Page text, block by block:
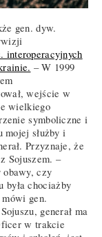
gen. dyw.
interoperacyjnych
– W 1999
wejście w
wielkiego
symboliczne i
mojej służby i
Przyznaje, że
Sojuszem. –
obawy, czy
była chociażby
gen.
generał ma
w trakcie